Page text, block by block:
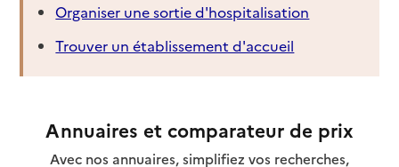
Organiser une sortie d'hospitalisation
Trouver un établissement d'accueil
Annuaires et comparateur de prix
Avec nos annuaires, simplifiez vos recherches,